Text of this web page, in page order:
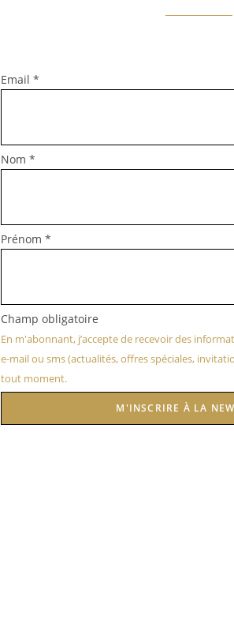
Email *
Nom *
Prénom *
Champ obligatoire
En m'abonnant, j’accepte de recevoir des
e-mail ou sms (actualités, offres spéciales,
tout moment.